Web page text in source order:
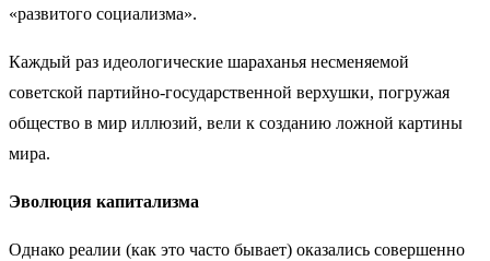
«развитого социализма».
Каждый раз идеологические шараханья несменяемой
советской партийно-государственной верхушки, погружая
общество в мир иллюзий, вели к созданию ложной картины
мира.
Эволюция капитализма
Однако реалии (как это часто бывает) оказались совершенно